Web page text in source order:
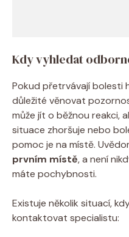
Kdy vyhledat
Pokud přetrvávají bolesti
důležité věnovat
může jít o běžnou reakci,
situace zhoršuje nebo
pomoc je na místě.
prvním místě, a není
máte pochybnosti.
Existuje několik situací,
kontaktovat specialistu: